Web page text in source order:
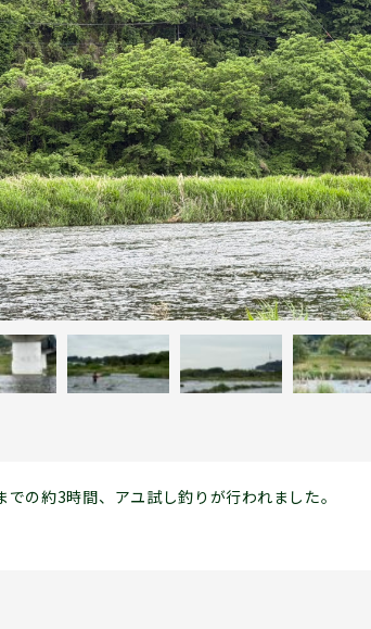
の約3時間、アユ試し釣りが行われました。